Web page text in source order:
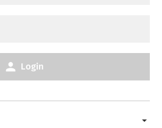
Login